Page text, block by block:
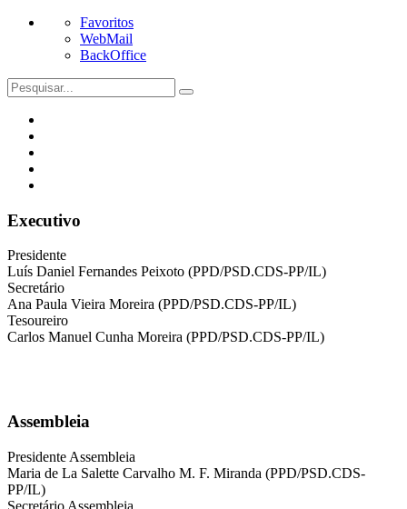
Favoritos
WebMail
BackOffice
Executivo
Presidente
Luís Daniel Fernandes Peixoto (PPD/PSD.CDS-PP/IL)
Secretário
Ana Paula Vieira Moreira (PPD/PSD.CDS-PP/IL)
Tesoureiro
Carlos Manuel Cunha Moreira (PPD/PSD.CDS-PP/IL)
Assembleia
Presidente Assembleia
Maria de La Salette Carvalho M. F. Miranda (PPD/PSD.CDS-
PP/IL)
Secretário Assembleia